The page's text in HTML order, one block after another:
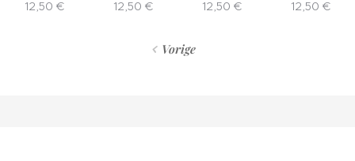
12,50 € 12,50 € 12,50 € 12,50 €
Vorige